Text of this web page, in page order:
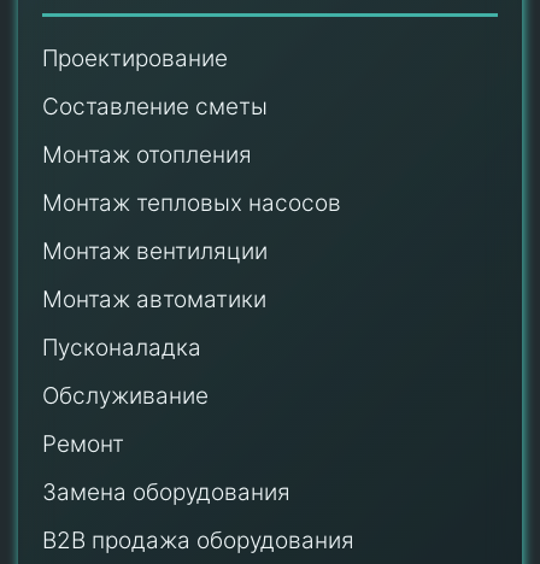
Проектирование
Составление сметы
Монтаж отопления
Монтаж тепловых насосов
Монтаж вентиляции
Монтаж автоматики
Пусконаладка
Обслуживание
Ремонт
Замена оборудования
B2B продажа оборудования